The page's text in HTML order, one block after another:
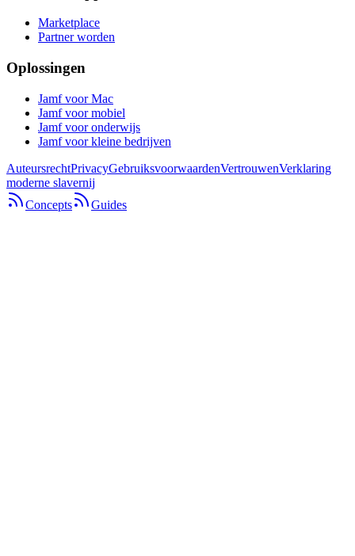
Marketplace
Partner worden
Oplossingen
Jamf voor Mac
Jamf voor mobiel
Jamf voor onderwijs
Jamf voor kleine bedrijven
AuteursrechtPrivacyGebruiksvoorwaardenVertrouwenVerklaring
moderne slavernij
Concepts
Guides